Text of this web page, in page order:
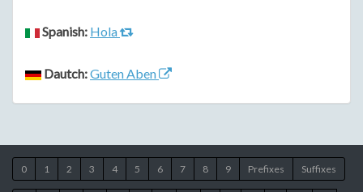
Spanish: Hola
Dautch:Guten Aben
0 1 2 3 4 5 6 7 8 9 Prefixes Suffixes